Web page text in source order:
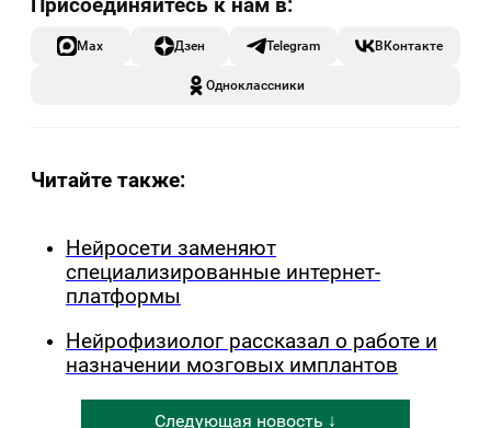
Max Дзен Telegram ВКонтакте
Одноклассники
Читайте также:
Нейросети заменяют
специализированные интернет-
платформы
Нейрофизиолог рассказал о работе и
назначении мозговых имплантов
Следующая новость ↓